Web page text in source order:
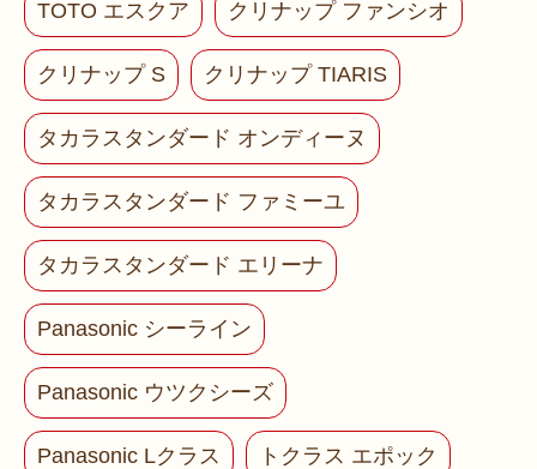
TOTO エスクア クリナップ ファンシオ
クリナップ S クリナップ TIARIS
タカラスタンダード オンディーヌ
タカラスタンダード ファミーユ
タカラスタンダード エリーナ
Panasonic シーライン
Panasonic ウツクシーズ
Panasonic Lクラス トクラス エポック